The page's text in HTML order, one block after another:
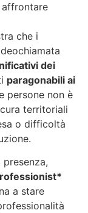
affrontare
che i
dei
paragonabili ai
persone non è
territoriali
o difficoltà
a stare